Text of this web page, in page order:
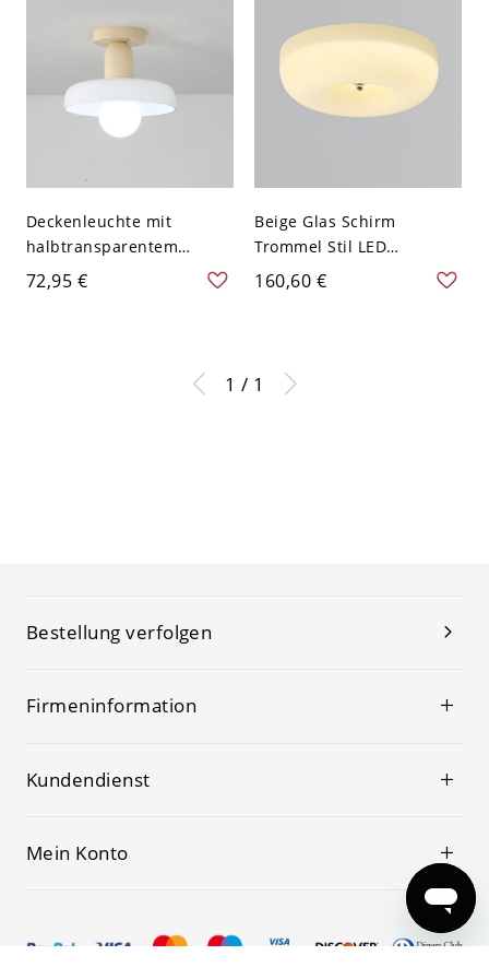
Deckenleuchte mit
halbtransparentem
Schirm und Metallgestell
für Schlafzimmer - 110V-
72,95 €
Beige Glas Schirm
Trommel Stil LED
Deckenleuchte für
moderne Wohnnutzung -
160,60 €
1 / 1
Bestellung verfolgen
Firmeninformation
Kundendienst
Mein Konto